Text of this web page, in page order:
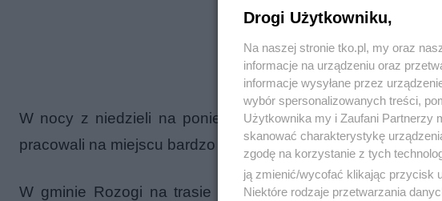
W nocy z niedzieli na poniedziałek (26.06.2016) przed
pracowali na miejscu bardzo groźnie wyglądającego
W gminie Rozogi na trasie miedzy miejscowościami
Drogi Użytkowniku,
Na naszej stronie tko.pl, my oraz
informacje na urządzeniu oraz
informacje wysyłane przez
wybór spersonalizowanych treści,
Użytkownika my i Zaufani Partnerzy
skanować charakterystykę
zgodę na korzystanie z tych
ją zmienić/wycofać klikając przycisk
Niektóre rodzaje przetwarzania